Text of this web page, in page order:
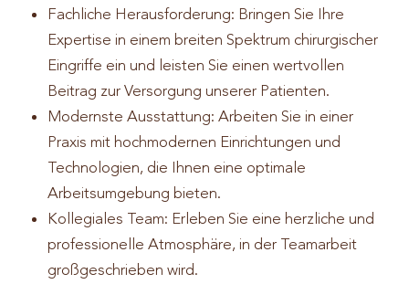
Fachliche Herausforderung: Bringen Sie Ihre
Expertise in einem breiten Spektrum chirurgischer
Eingriffe ein und leisten Sie einen wertvollen
Beitrag zur Versorgung unserer Patienten.
Modernste Ausstattung: Arbeiten Sie in einer
Praxis mit hochmodernen Einrichtungen und
Technologien, die Ihnen eine optimale
Arbeitsumgebung bieten.
Kollegiales Team: Erleben Sie eine herzliche und
professionelle Atmosphäre, in der Teamarbeit
großgeschrieben wird.